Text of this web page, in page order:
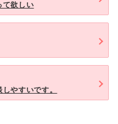
て欲しい
やすいです。